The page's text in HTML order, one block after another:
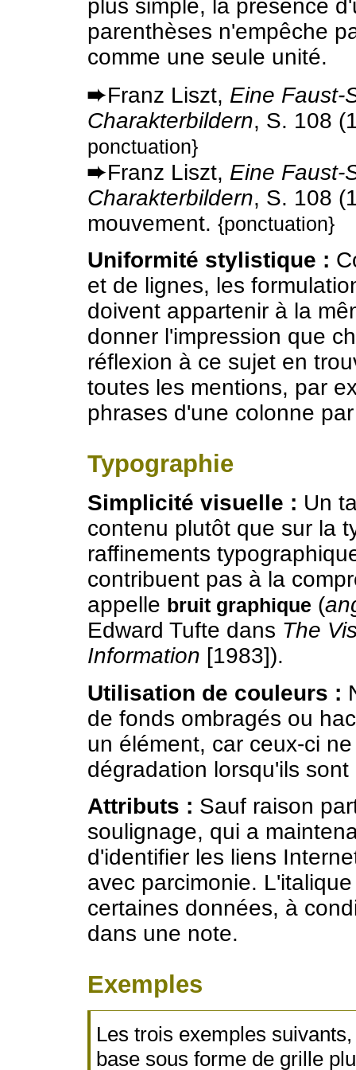
plus simple, la présence
parenthèses n'empêche
comme une seule unité.
➨Franz Liszt, Eine Faust-
Charakterbildern, S. 108
ponctuation}
➨Franz Liszt, Eine Faust-
Charakterbildern, S. 108
mouvement. {ponctuation}
Uniformité stylistique :
et de lignes, les
doivent appartenir à la
donner l'impression que
réflexion à ce sujet en
toutes les mentions, par
phrases d'une colonne
Typographie
Simplicité visuelle : Un
contenu plutôt que sur la
raffinements
contribuent pas à la
appelle bruit graphique (
Edward Tufte dans The
Information [1983]).
Utilisation de couleurs :
de fonds ombragés ou
un élément, car ceux-ci
dégradation lorsqu'ils
Attributs : Sauf raison
soulignage, qui a
d'identifier les liens
avec parcimonie.
certaines données, à
dans une note.
Exemples
Les trois exemples
base sous forme de grille